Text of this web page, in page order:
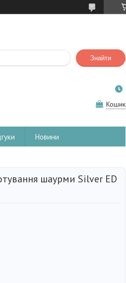
Знайти
Кошик
Новини
шаурми Silver ED